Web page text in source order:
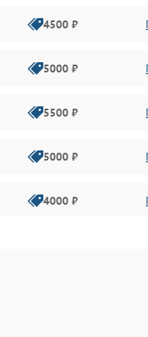
4500 ₽
5000 ₽
5500 ₽
5000 ₽
4000 ₽